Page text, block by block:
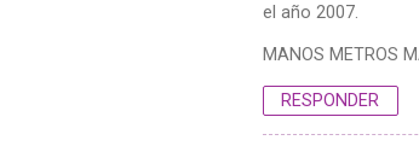
el año 2007.
MANOS METROS
RESPONDER